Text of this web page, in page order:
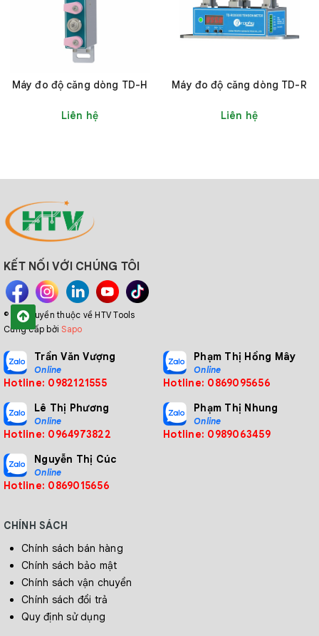
Máy đo độ căng dòng TD-H
Liên hệ
Máy đo độ căng dòng TD-R
Liên hệ
KẾT NỐI VỚI CHÚNG TÔI
© Bản quyền thuộc về HTV Tools
Cung cấp bởiSapo
Trần Văn Vượng
Online
Hotline: 0982121555
Phạm Thị Hồng Mây
Online
Hotline: 0869095656
Lê Thị Phương
Online
Hotline: 0964973822
Phạm Thị Nhung
Online
Hotline: 0989063459
Nguyễn Thị Cúc
Online
Hotline: 0869015656
CHÍNH SÁCH
Chính sách bán hàng
Chính sách bảo mật
Chính sách vận chuyển
Chính sách đổi trả
Quy định sử dụng